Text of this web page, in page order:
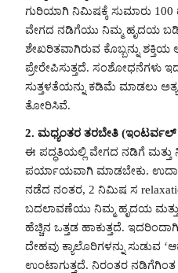
ಗುರಿಯಾಗಿ ನಿಮಿಷಕ್ಕೆ ಸುಮಾರು 100
ವೇಗದ ನಡಿಗೆಯು ನಿಮ್ಮ ಹೃದಯ
ಶೇಖರಿತವಾಗಿರುವ ಕೊಬ್ಬನ್ನು
ಪ್ರೇರೇಪಿಸುತ್ತದೆ. ಸಂಶೋಧನೆಗಳು
ಸುತ್ತಳತೆಯನ್ನು ಕಡಿಮೆ ಮಾಡಲು
ತೋರಿಸಿವೆ.
2. ಮಧ್ಯಂತರ ತರಬೇತಿ (ಇಂಟರ್ವಲ್
ಈ ಪದ್ಧತಿಯಲ್ಲಿ ವೇಗದ ನಡಿಗೆ ಮತ್ತು
ಪರ್ಯಾಯವಾಗಿ ಮಾಡಬೇಕು.
ನಡೆದ ನಂತರ, 2 ನಿಮಿಷ ಸ
ಬದಲಾವಣೆಯು ನಿಮ್ಮ ಹೃದಯ
ಹೆಚ್ಚಿನ ಒತ್ತಡ ಹಾಕುತ್ತದೆ.
ದೇಹವು ಕ್ಯಾಲೊರಿಗಳನ್ನು ಸುಡುವ
ಉಂಟಾಗುತ್ತದೆ. ನಿರಂತರ